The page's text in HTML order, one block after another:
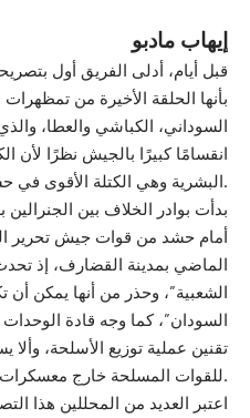
إيهاب مادبو
قبل أيام، أدلى الفريق أول
بأنها الحلقة الأخيرة من
السوداني، الكباشي والعطا،
انقسامًا كبيرًا بالجيش نظرًا لأن
البشرية وهي الكتلة الأقوى في حسم صراع الجنرالين.
بدأت بوادر الخلاف بين
أمام حشد من قوات جيش تحرير
الماضي بمدينة القضارف، إذ
الشعبية”، وحذر من أنها يمكن
السودان”، كما وجه قادة
تقنين عملية توزيع الأسلحة،
للقوات المسلحة خارج معسكرات الجيش.
اعتبر العديد من المحللين هذا